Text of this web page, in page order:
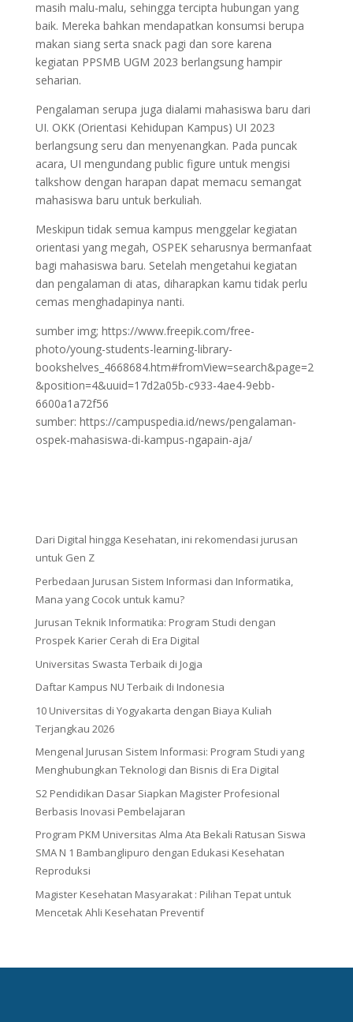
masih malu-malu, sehingga tercipta hubungan yang
baik. Mereka bahkan mendapatkan konsumsi berupa
makan siang serta snack pagi dan sore karena
kegiatan PPSMB UGM 2023 berlangsung hampir
seharian.
Pengalaman serupa juga dialami mahasiswa baru dari
UI. OKK (Orientasi Kehidupan Kampus) UI 2023
berlangsung seru dan menyenangkan. Pada puncak
acara, UI mengundang public figure untuk mengisi
talkshow dengan harapan dapat memacu semangat
mahasiswa baru untuk berkuliah.
Meskipun tidak semua kampus menggelar kegiatan
orientasi yang megah, OSPEK seharusnya bermanfaat
bagi mahasiswa baru. Setelah mengetahui kegiatan
dan pengalaman di atas, diharapkan kamu tidak perlu
cemas menghadapinya nanti.
sumber img; https://www.freepik.com/free-
photo/young-students-learning-library-
bookshelves_4668684.htm#fromView=search&page=2
&position=4&uuid=17d2a05b-c933-4ae4-9ebb-
6600a1a72f56
sumber: https://campuspedia.id/news/pengalaman-
ospek-mahasiswa-di-kampus-ngapain-aja/
Dari Digital hingga Kesehatan, ini rekomendasi jurusan
untuk Gen Z
Perbedaan Jurusan Sistem Informasi dan Informatika,
Mana yang Cocok untuk kamu?
Jurusan Teknik Informatika: Program Studi dengan
Prospek Karier Cerah di Era Digital
Universitas Swasta Terbaik di Jogja
Daftar Kampus NU Terbaik di Indonesia
10 Universitas di Yogyakarta dengan Biaya Kuliah
Terjangkau 2026
Mengenal Jurusan Sistem Informasi: Program Studi yang
Menghubungkan Teknologi dan Bisnis di Era Digital
S2 Pendidikan Dasar Siapkan Magister Profesional
Berbasis Inovasi Pembelajaran
Program PKM Universitas Alma Ata Bekali Ratusan Siswa
SMA N 1 Bambanglipuro dengan Edukasi Kesehatan
Reproduksi
Magister Kesehatan Masyarakat : Pilihan Tepat untuk
Mencetak Ahli Kesehatan Preventif